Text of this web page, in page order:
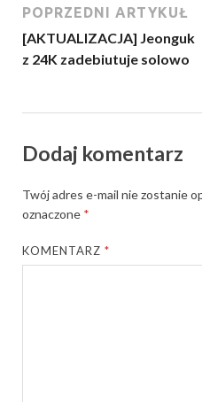
POPRZEDNI ARTYKUŁ
[AKTUALIZACJA] Jeonguk
z 24K zadebiutuje solowo
Dodaj komentarz
Twój adres e-mail nie zostanie
oznaczone *
KOMENTARZ*